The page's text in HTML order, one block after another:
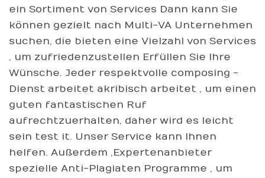
ein Sortiment von Services Dann kann Sie
können gezielt nach Multi-VA Unternehmen
suchen, die bieten eine Vielzahl von Services
, um zufriedenzustellen Erfüllen Sie Ihre
Wünsche. Jeder respektvolle composing -
Dienst arbeitet akribisch arbeitet , um einen
guten fantastischen Ruf
aufrechtzuerhalten, daher wird es leicht
sein test it. Unser Service kann Ihnen
helfen. Außerdem ,Expertenanbieter
spezielle Anti-Plagiaten Programme , um